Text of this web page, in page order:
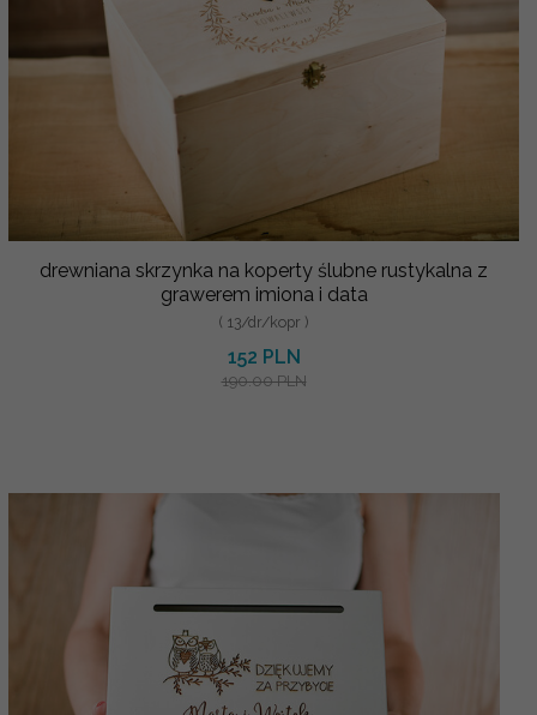
drewniana skrzynka na koperty ślubne rustykalna z
grawerem imiona i data
( 13/dr/kopr )
152 PLN
190.00 PLN